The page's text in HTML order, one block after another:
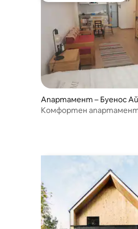
Апартамент – Буенос
Комфортен